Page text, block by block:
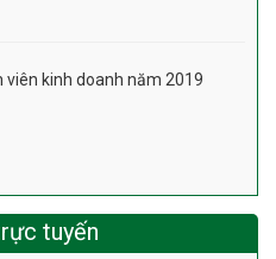
viên kinh doanh năm 2019
tuyến